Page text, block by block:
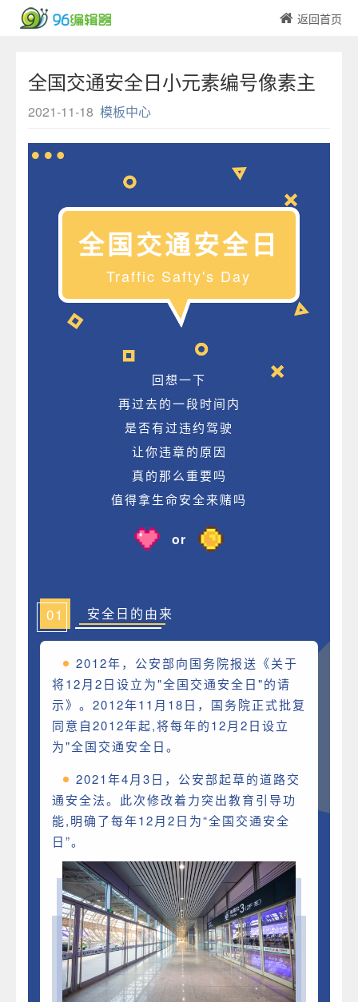
返回首页
全国交通安全日小元素编号像素主
题模板
2021-11-18 模板中心
全国交通安全日
Traffic Safty's Day
回想一下
再过去的一段时间内
是否有过违约驾驶
让你违章的原因
真的那么重要吗
值得拿生命安全来赌吗
or
01 安全日的由来
2012年，公安部向国务院报送《关于
将12月2日设立为"全国交通安全日"的请
示》。2012年11月18日，国务院正式批复
同意自2012年起,将每年的12月2日设立
为"全国交通安全日。
2021年4月3日，公安部起草的道路交
通安全法。此次修改着力突出教育引导功
能,明确了每年12月2日为“全国交通安全
日”。